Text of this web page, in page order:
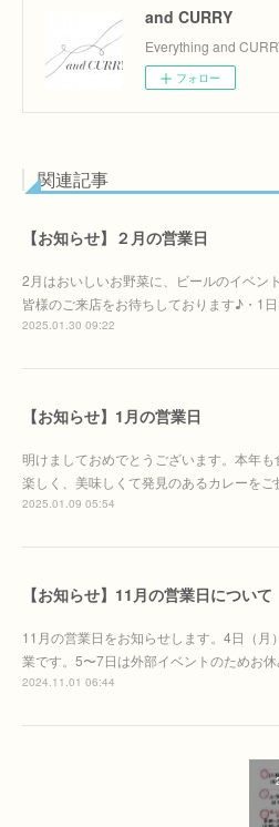
and CURRY
Everything and
フォロー
関連記事
【お知らせ】２月の営業日
2月はおいしいお野菜に、ビールのイベン
皆様のご来店をお待ちしております♪・1
2025.01.30 09:22
【お知らせ】1月の営業日
明けましておめでとうございます。本年も
楽しく、美味しくて発見のあるカレーをご
2025.01.09 05:54
【お知らせ】11月の営業日について
11月の営業日をお知らせします。4日（月
業です。5〜7日は外部イベントのためお休
2024.11.01 06:44